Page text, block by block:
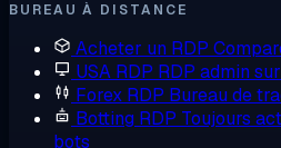
BUREAU À DISTANCE
Acheter un RDP
USA RDP RDP admin
Forex RDP Bureau de
Botting RDP Toujours
bots